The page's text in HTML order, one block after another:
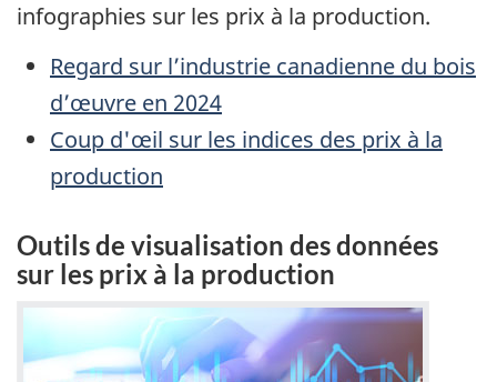
infographies sur les prix à la production.
Regard sur l’industrie canadienne du bois
d’œuvre en 2024
Coup d'œil sur les indices des prix à la
production
Outils de visualisation des données
sur les prix à la production